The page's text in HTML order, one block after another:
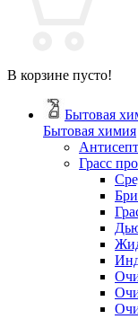
В корзине пусто!
Бытовая
Бытовая химия
Грасс